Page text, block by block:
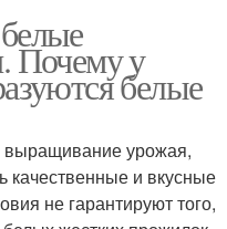
Почему у
белые
урожая,
качественные и вкусные
не гарантируют того,